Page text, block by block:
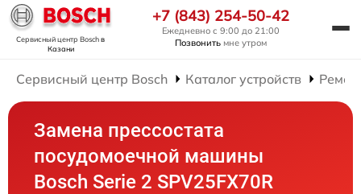
Сервисный центр Boschв
Казани
+7 (843) 254-50-42
Ежедневно с 9:00 до 21:00
Позвонить мне утром
Сервисный центр Bosch Каталог устройств
Замена прессостата
посудомоечной машины
Bosch Serie 2 SPV25FX70R